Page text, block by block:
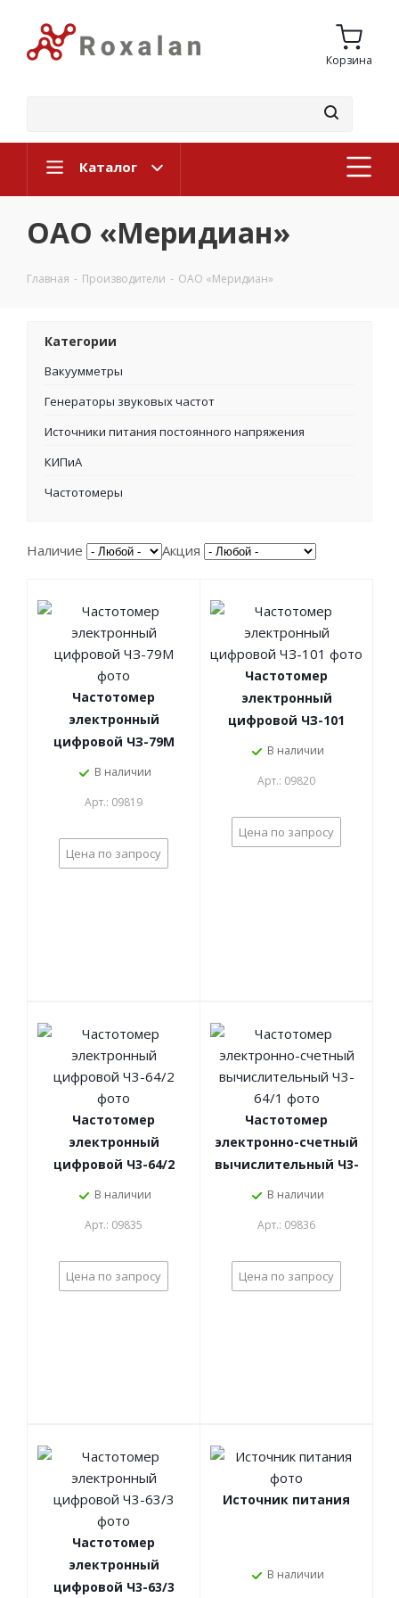
Корзина
Каталог
ОАО «Меридиан»
Главная - Производители - ОАО «Меридиан»
Категории
Вакуумметры
Генераторы звуковых частот
Источники питания постоянного напряжения
КИПиА
Частотомеры
Наличие Акция
Частотомер
электронный
цифровой ЧЗ-79М
В наличии
Арт.: 09819
Цена по запросу
Частотомер
электронный
цифровой ЧЗ-101
В наличии
Арт.: 09820
Цена по запросу
Частотомер
электронный
цифровой Ч3-64/2
В наличии
Арт.: 09835
Цена по запросу
Частотомер
электронно-счетный
вычислительный Ч3-
В наличии
Арт.: 09836
Цена по запросу
Частотомер
электронный
цифровой Ч3-63/3
Источник питания
В наличии